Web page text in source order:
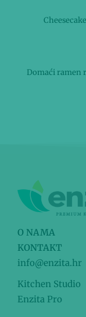
Domaći ramen
O NAMA
KONTAKT
info@enzita.hr
Kitchen Studio
Enzita Pro